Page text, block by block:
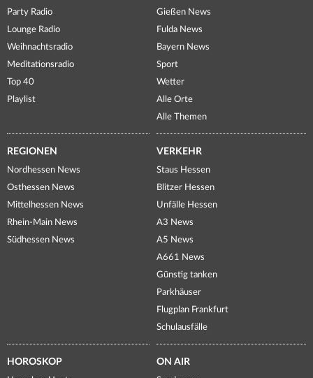
Party Radio
Lounge Radio
Weihnachtsradio
Meditationsradio
Top 40
Playlist
Gießen News
Fulda News
Bayern News
Sport
Wetter
Alle Orte
Alle Themen
REGIONEN
Nordhessen News
Osthessen News
Mittelhessen News
Rhein-Main News
Südhessen News
VERKEHR
Staus Hessen
Blitzer Hessen
Unfälle Hessen
A3 News
A5 News
A661 News
Günstig tanken
Parkhäuser
Flugplan Frankfurt
Schulausfälle
HOROSKOP ON AIR